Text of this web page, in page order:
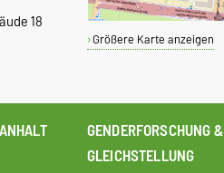
18
Größere Karte anzeigen
GENDERFORSCHUNG &
GLEICHSTELLUNG